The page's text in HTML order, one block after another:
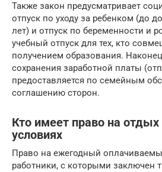
Также закон предусматривает
отпуск по уходу за ребенком (до
лет) и отпуск по беременности и
учебный отпуск для тех, кто
получением образования.
сохранения заработной платы
предоставляется по семейным
соглашению сторон.
Кто имеет право на отдых
условиях
Право на ежегодный
работники, с которыми заключен